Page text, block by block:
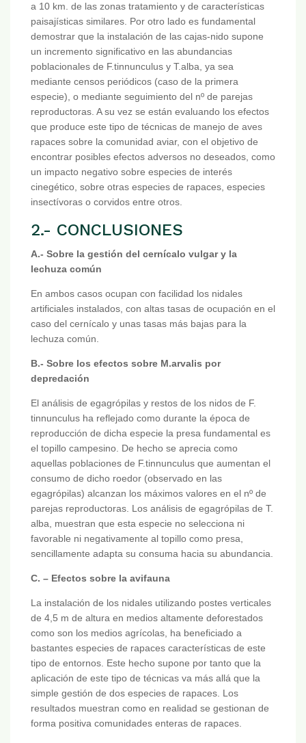
a 10 km. de las zonas tratamiento y de características
paisajísticas similares. Por otro lado es fundamental
demostrar que la instalación de las cajas-nido supone
un incremento significativo en las abundancias
poblacionales de F.tinnunculus y T.alba, ya sea
mediante censos periódicos (caso de la primera
especie), o mediante seguimiento del nº de parejas
reproductoras. A su vez se están evaluando los efectos
que produce este tipo de técnicas de manejo de aves
rapaces sobre la comunidad aviar, con el objetivo de
encontrar posibles efectos adversos no deseados, como
un impacto negativo sobre especies de interés
cinegético, sobre otras especies de rapaces, especies
insectívoras o corvidos entre otros.
2.- CONCLUSIONES
A.- Sobre la gestión del cernícalo vulgar y la
lechuza común
En ambos casos ocupan con facilidad los nidales
artificiales instalados, con altas tasas de ocupación en el
caso del cernícalo y unas tasas más bajas para la
lechuza común.
B.- Sobre los efectos sobre M.arvalis por
depredación
El análisis de egagrópilas y restos de los nidos de F.
tinnunculus ha reflejado como durante la época de
reproducción de dicha especie la presa fundamental es
el topillo campesino. De hecho se aprecia como
aquellas poblaciones de F.tinnunculus que aumentan el
consumo de dicho roedor (observado en las
egagrópilas) alcanzan los máximos valores en el nº de
parejas reproductoras. Los análisis de egagrópilas de T.
alba, muestran que esta especie no selecciona ni
favorable ni negativamente al topillo como presa,
sencillamente adapta su consuma hacia su abundancia.
C. – Efectos sobre la avifauna
La instalación de los nidales utilizando postes verticales
de 4,5 m de altura en medios altamente deforestados
como son los medios agrícolas, ha beneficiado a
bastantes especies de rapaces características de este
tipo de entornos. Este hecho supone por tanto que la
aplicación de este tipo de técnicas va más allá que la
simple gestión de dos especies de rapaces. Los
resultados muestran como en realidad se gestionan de
forma positiva comunidades enteras de rapaces.